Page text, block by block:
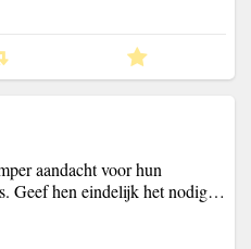
aandacht voor hun
Geef hen eindelijk het nodig…